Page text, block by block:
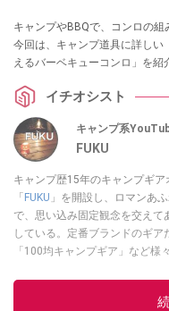
キャンプやBBQで、コンロの
今回は、キャンプ道具に詳しい
えるバーベキューコンロ」を紹
イチオシスト
キャンプ系
FUKU
キャンプ歴15年のキャンプギ
「 FUKU 」を開設し、ロマンあ
で、思い込み固定観念を交え
している。定番ブランドのギア
「100均キャンプギア」など様